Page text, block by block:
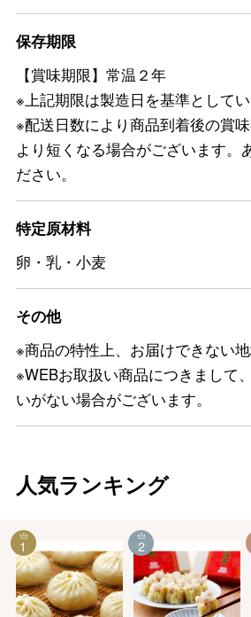
保存期限
【賞味期限】常温２年
※上記期限は製造日を基準としてい
※配送日数により商品到着後の賞
より短くなる場合がございます。
ださい。
特定原材料
卵・乳・小麦
その他
※商品の特性上、お届けできない地
※WEBお取扱い商品につきまして
いがない場合がございます。
人気ランキング
1 2